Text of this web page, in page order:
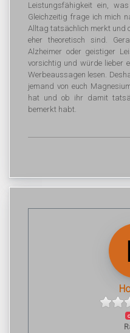
Leistungsfähigkeit ein,
Gleichzeitig frage ich mich
Alltag tatsächlich merkt und
eher theoretisch sind.
Alzheimer oder geistiger
vorsichtig und würde lieber
Werbeaussagen lesen.
jemand von euch
hat und ob ihr damit
bemerkt habt.